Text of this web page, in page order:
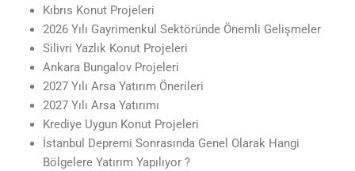
Kıbrıs Konut Projeleri
2026 Yılı Gayrimenkul Sektöründe Önemli Gelişmeler
Silivri Yazlık Konut Projeleri
Ankara Bungalov Projeleri
2027 Yılı Arsa Yatırım Önerileri
2027 Yılı Arsa Yatırımı
Krediye Uygun Konut Projeleri
İstanbul Depremi Sonrasında Genel Olarak Hangi
Bölgelere Yatırım Yapılıyor ?